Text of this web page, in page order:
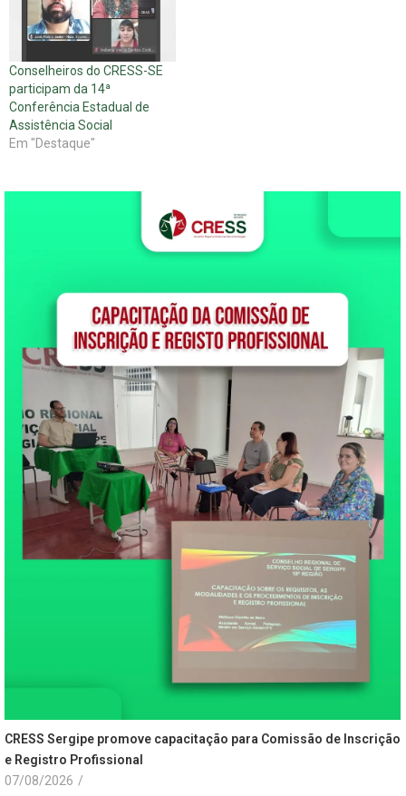
Conselheiros do CRESS-SE
participam da 14ª
Conferência Estadual de
Assistência Social
Em "Destaque"
CRESS Sergipe promove capacitação para Comissão de Inscrição
e Registro Profissional
07/08/2026 /